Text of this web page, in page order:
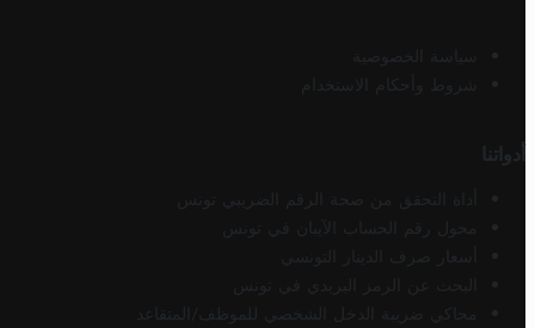
سياسة الخصوصية
شروط وأحكام الاستخدام
أدواتنا
أداة التحقق من صحة الرقم الضريبي تونس
محول رقم الحساب الآيبان في تونس
أسعار صرف الدينار التونسي
البحث عن الرمز البريدي في تونس
محاكي ضريبة الدخل الشخصي للموظف/المتقاعد